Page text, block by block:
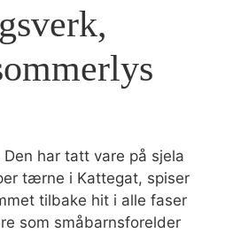
har tatt vare på sjela
tærne i Kattegat, spiser
tilbake hit i alle faser
som småbarnsforelder